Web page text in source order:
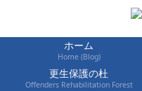
ホーム
Home (Blog)
更生保護の杜
Offenders Rehabilitation Forest